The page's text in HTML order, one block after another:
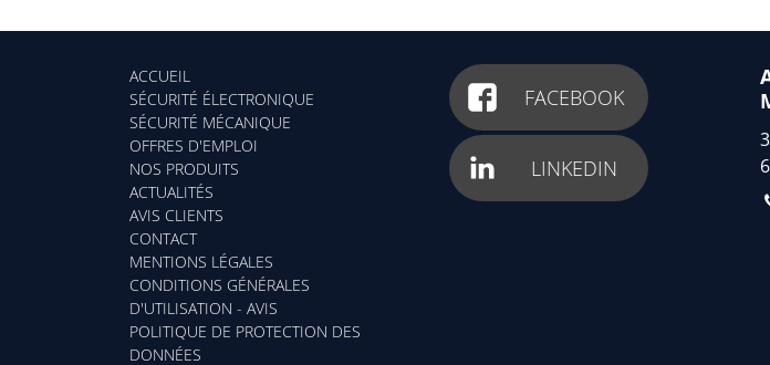
ACCUEIL
SÉCURITÉ ÉLECTRONIQUE
SÉCURITÉ MÉCANIQUE
OFFRES D'EMPLOI
NOS PRODUITS
ACTUALITÉS
AVIS CLIENTS
CONTACT
MENTIONS LÉGALES
CONDITIONS GÉNÉRALES
D'UTILISATION - AVIS
POLITIQUE DE PROTECTION DES
DONNÉES
FACEBOOK
LINKEDIN